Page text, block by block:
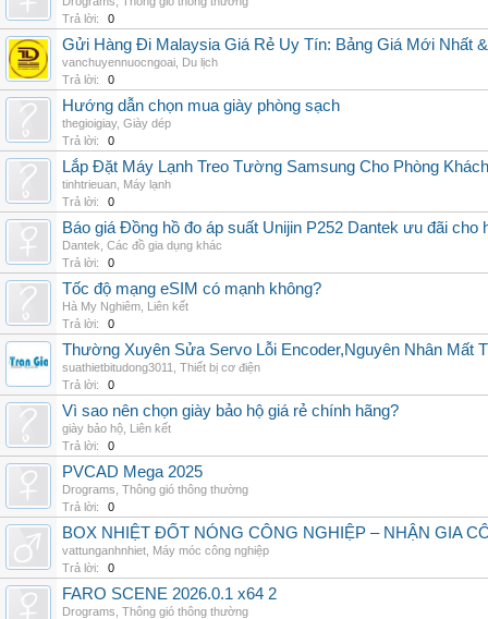
Trả lời:
0
Gửi Hàng Đi Malaysia Giá Rẻ Uy Tín: Bảng Giá Mới Nhất
vanchuyennuocngoai Du lịch
Trả lời:
0
Hướng dẫn chọn mua giày phòng sạch
thegioigiay, Giày dép
Trả lời:
0
Lắp Đặt Máy Lạnh Treo Tường Samsung Cho Phòng Khách
tinhtrieuan Máy lạnh
Trả lời:
0
Báo giá Đồng hồ đo áp suất Unijin P252 Dantek ưu đãi cho
Dantek Các đồ gia dụng khác
Trả lời:
0
Tốc độ mạng eSIM có mạnh không?
Hà My Nghiêm Liên kết
Trả lời:
0
Thường Xuyên Sửa Servo Lỗi Encoder,Nguyên Nhân Mất
suathietbitudong3011
Thiết bị cơ điện
Trả lời:
0
Vì sao nên chọn giày bảo hộ giá rẻ chính hãng?
giày bảo hộ Liên kết
Trả lời:
0
PVCAD Mega 2025
Drograms Thông gió thông thường
Trả lời:
0
BOX NHIỆT ĐỐT NÓNG CÔNG NGHIỆP – NHẬN GIA
vattunganhnhiet Máy móc công nghiệp
Trả lời:
0
FARO SCENE 2026.0.1 x64 2
Drograms Thông gió thông thường